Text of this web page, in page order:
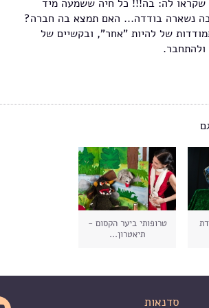
שקראו לה: בה!!! כל חיה ששמעה מיד
נשארה בודדה... האם תמצא בה חברה?
של להיות "אחר", ובקשיים של
טרופותי ביער הקסום -
תיאטרון...
סדנאות